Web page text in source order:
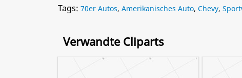
Tags: 70er Autos, Amerikanisches Auto, Chevy,
Verwandte Cliparts